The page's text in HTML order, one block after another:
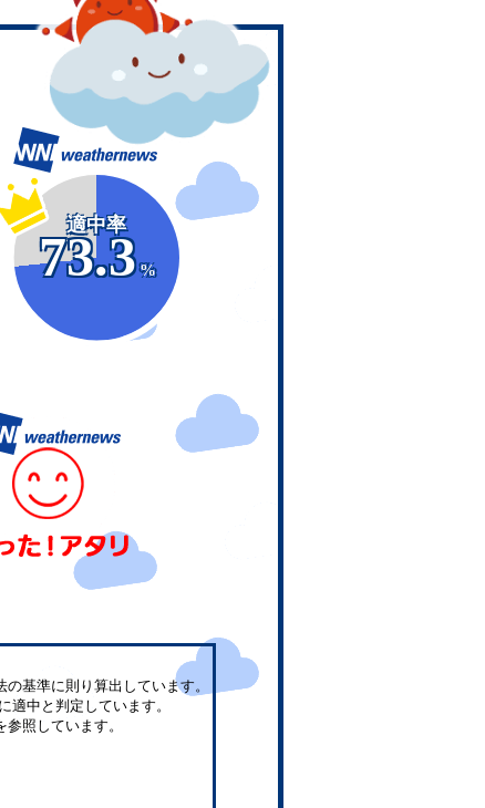
適中率
73.3
%
基準に則り算出しています。
適中と判定しています。
参照しています。